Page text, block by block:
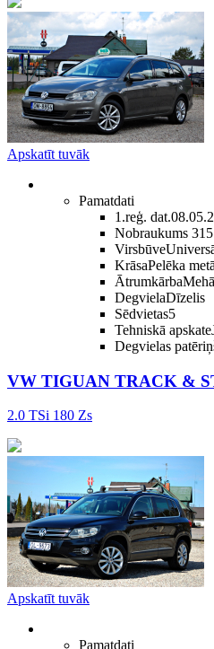
Apskatīt tuvāk
Pamatdati
1.reģ. dat.
Nobraukums
Virsbūve
KrāsaPelēka
Ātrumkārba
DegvielaDīzelis
Sēdvietas5
Tehniskā apskate
Degvielas
VW TIGUAN TRACK &
2.0 TSi 180 Zs
Apskatīt tuvāk
Pamatdati